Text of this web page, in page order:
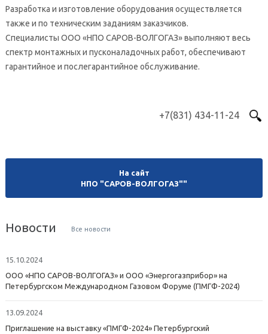
На сайт
НПО "САРОВ-ВОЛГОГАЗ""
Новости Все новости
15.10.2024
ООО «НПО САРОВ-ВОЛГОГАЗ» и ООО «Энергогазприбор» на
Петербургском Международном Газовом Форуме (ПМГФ-2024)
13.09.2024
Приглашение на выставку «ПМГФ-2024» Петербургский
+7(831) 434-11-24
Разработка и изготовление оборудования осуществляется
также и по техническим заданиям заказчиков.
Специалисты ООО «НПО САРОВ-ВОЛГОГАЗ» выполняют весь
спектр монтажных и пусконаладочных работ, обеспечивают
гарантийное и послегарантийное обслуживание.